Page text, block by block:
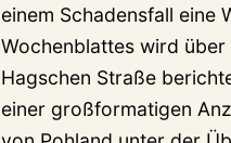
einem Schadensfall eine
Wochenblattes wird
Hagschen Straße
einer großformatigen